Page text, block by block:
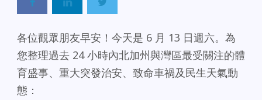
各位觀眾朋友早安！今天是 6 月 13 日週六。為
您整理過去 24 小時內北加州與灣區最受關注的體
育盛事、重大突發治安、致命車禍及民生天氣動
態：